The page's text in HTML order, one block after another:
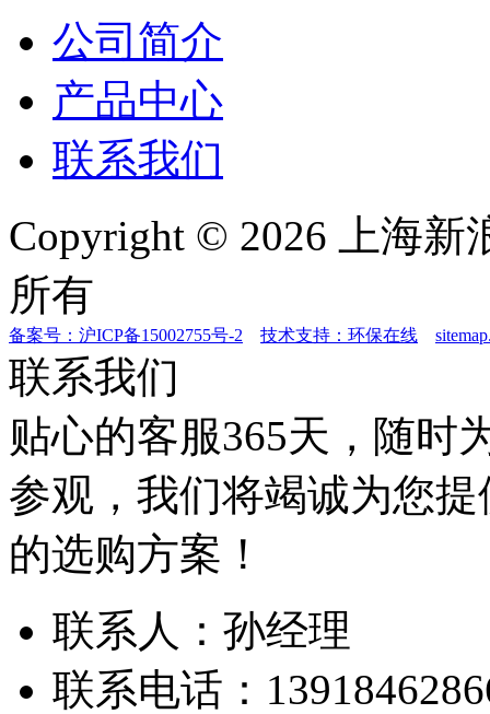
公司简介
产品中心
联系我们
Copyright © 2026 上海
所有
备案号：沪ICP备15002755号-2 技术支持：环保在线
联系我们
贴心的客服365天，随时
参观，我们将竭诚为您
的选购方案！
联系人：孙经理
联系电话：